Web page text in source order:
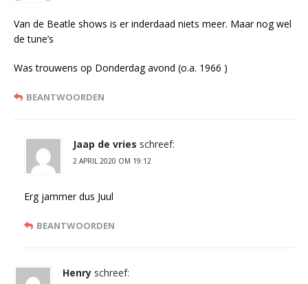
Van de Beatle shows is er inderdaad niets meer. Maar nog wel
de tune’s
Was trouwens op Donderdag avond (o.a. 1966 )
BEANTWOORDEN
Jaap de vries schreef:
2 APRIL 2020 OM 19:12
Erg jammer dus Juul
BEANTWOORDEN
Henry schreef: